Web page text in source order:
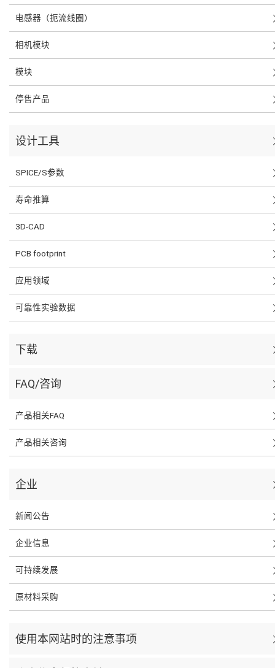
电感器（扼流线圈）
相机模块
模块
停售产品
设计工具
SPICE/S参数
寿命推算
3D-CAD
PCB footprint
应用领域
可靠性实验数据
下载
FAQ/咨询
产品相关FAQ
产品相关咨询
企业
新闻公告
企业信息
可持续发展
原材料采购
使用本网站时的注意事项